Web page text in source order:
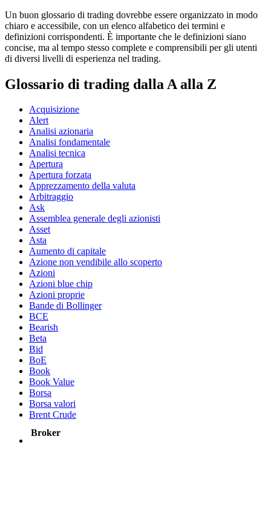
Un buon glossario di trading dovrebbe essere organizzato in modo
chiaro e accessibile, con un elenco alfabetico dei termini e
definizioni corrispondenti. È importante che le definizioni siano
concise, ma al tempo stesso complete e comprensibili per gli utenti
di diversi livelli di esperienza nel trading.
Glossario di trading dalla A alla Z
Acquisizione
Alert
Analisi azionaria
Analisi fondamentale
Analisi tecnica
Apertura
Apertura forzata
Apprezzamento della valuta
Arbitraggio
Ask
Assemblea generale degli azionisti
Asset
Asta
Aumento di capitale
Azione non vendibile allo scoperto
Azioni
Azioni blue chip
Azioni proprie
Bande di Bollinger
BCE
Bearish
Beta
Bid
BoE
Book
Book Value
Borsa
Borsa valori
Brent Crude
Broker